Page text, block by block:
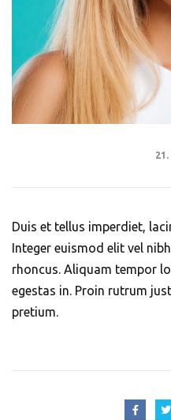
Duis et tellus imperdiet,
Integer euismod elit vel
rhoncus. Aliquam tempor
egestas in. Proin rutrum
pretium.